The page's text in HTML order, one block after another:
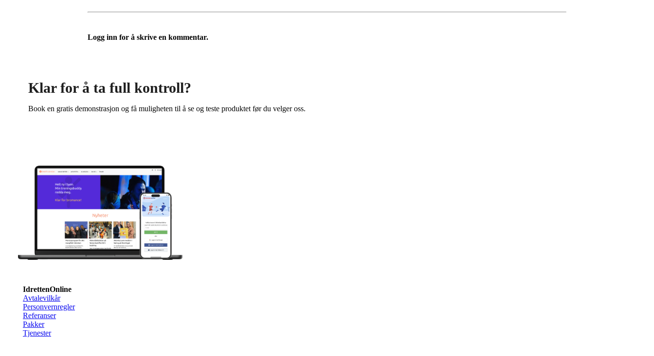
Logg inn for å skrive en kommentar.
Klar for å ta full kontroll?
Book en gratis demonstrasjon og få muligheten til å se og teste produktet før du velger oss.
IdrettenOnline
Avtalevilkår
Personvernregler
Referanser
Pakker
Tjenester